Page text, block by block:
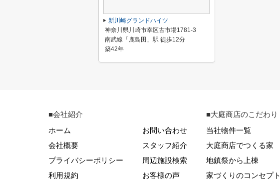
新川崎グランドハイツ
神奈川県川崎市幸区古市場1781-3
南武線「鹿島田」駅 徒歩12分
築42年
■会社紹介
ホーム
会社概要
プライバシーポリシー
利用規約
お問い合わせ
スタッフ紹介
周辺施設検索
お客様の声
■大庭商店のこだわり
当社物件一覧
大庭商店でつくる家
地鎮祭から上棟
家づくりのコンセプト